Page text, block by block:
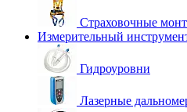
Страховочные
Измерительный
Гидроуровни
Лазерные